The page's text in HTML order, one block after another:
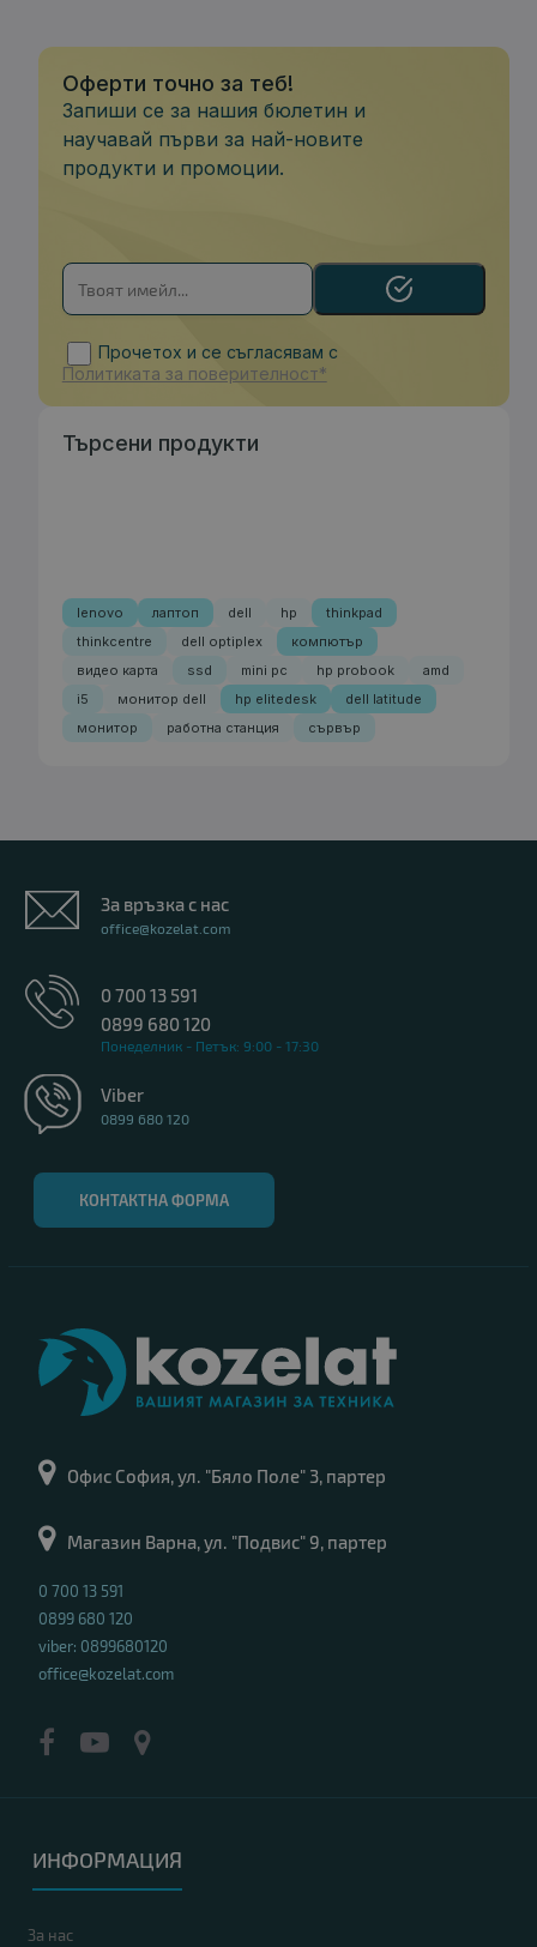
Оферти точно за теб!
Запиши се за нашия бюлетин и
научавай първи за най-новите
продукти и промоции.
Прочетох и се съгласявам с
Политиката за поверителност*
Търсени продукти
lenovo лаптоп dell hp
thinkpad
thinkcentre
dell optiplex
компютър
видео карта
ssd mini pc hp probook
amd
i5
монитор dell hp elitedesk
dell latitude
монитор
работна станция сървър
За връзка с нас
office@kozelat.com
0 700 13 591
0899 680 120
Понеделник - Петък: 9:00 - 17:30
Viber
0899 680 120
КОНТАКТНА ФОРМА
Офис София, ул. "Бяло Поле" 3, партер
Магазин Варна, ул. "Подвис" 9, партер
0 700 13 591
0899 680 120
viber: 0899680120
office@kozelat.com
ИНФОРМАЦИЯ
За нас